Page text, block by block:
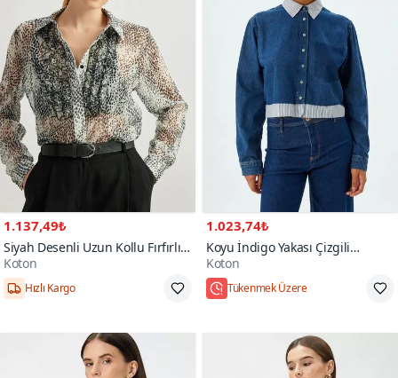
1.137,49₺
Siyah Desenli Uzun Kollu Fırfırlı
Gömlek
Koton
Hızlı Kargo
1.023,74₺
Koyu İndigo Yakası Çizgili
Gömlek
Koton
Tükenmek Üzere